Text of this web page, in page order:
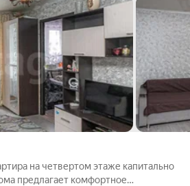
на четвертом этаже капитально
предлагает комфортное